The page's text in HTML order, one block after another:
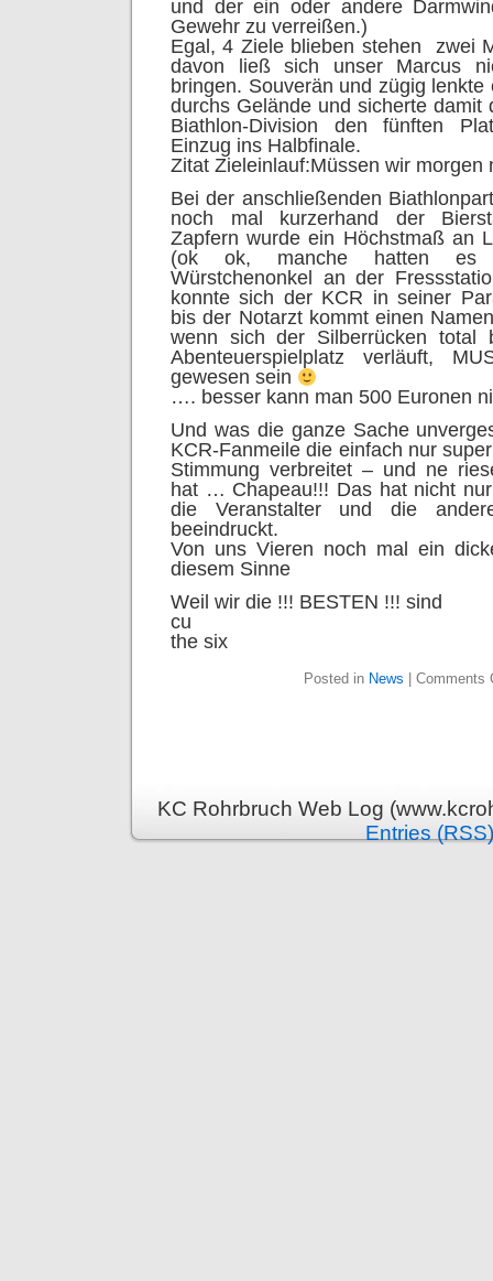
und der ein oder andere
Gewehr zu verreißen.)
Egal, 4 Ziele blieben stehen  zwei
davon ließ sich unser Marcus
bringen. Souverän und zügig
durchs Gelände und sicherte damit
Biathlon-Division den fünften
Einzug ins Halbfinale.
Zitat Zieleinlauf:Müssen wir morgen
Bei der anschließenden
noch mal kurzerhand der
Zapfern wurde ein Höchstmaß an
(ok ok, manche hatten
Würstchenonkel an der
konnte sich der KCR in seiner
bis der Notarzt kommt einen
wenn sich der Silberrücken total
Abenteuerspielplatz verläuft,
gewesen sein
…. besser kann man 500 Euronen
Und was die ganze Sache
KCR-Fanmeile die einfach nur
Stimmung verbreitet – und ne
hat … Chapeau!!! Das hat nicht
die Veranstalter und die
beeindruckt.
Von uns Vieren noch mal ein
diesem Sinne
Weil wir die !!! BESTEN !!! sind
cu
the six
Posted in News Comments
KC Rohrbruch Web Log
Entries (RSS)